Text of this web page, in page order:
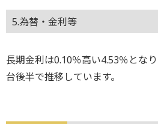
5.為替・金利等
長期金利は0.10％高い4.53％とな
台後半で推移しています。